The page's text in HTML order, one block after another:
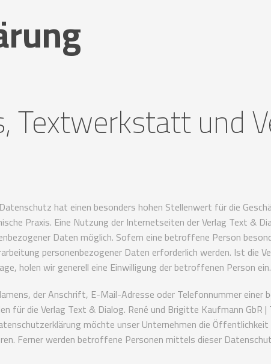
Textwerkstatt und
hat einen besonders hohen Stellenwert für die
Praxis. Eine Nutzung der Internetseiten der Verlag Text &
Daten möglich. Sofern eine betroffene Person
personenbezogener Daten erforderlich werden. Ist die
holen wir generell eine Einwilligung der betroffenen Person ein.
der Anschrift, E-Mail-Adresse oder Telefonnummer
für die Verlag Text & Dialog. René und Brigitte Kaufmann
möchte unser Unternehmen die
Ferner werden betroffene Personen mittels dieser